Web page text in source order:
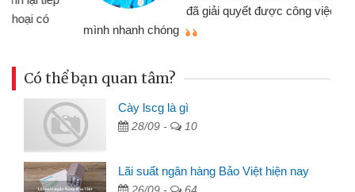
đã giải quyết được công việc của
mình nhanh chóng
Có thể bạn quan tâm?
Cày lscg là gì
28/09 - 10
Lãi suất ngân hàng Bảo Việt hiện nay